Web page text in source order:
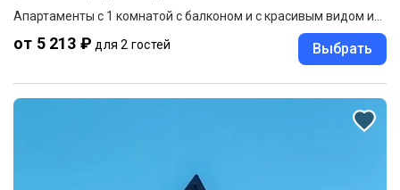
от 5 213 ₽ для 2 гостей Выбрать